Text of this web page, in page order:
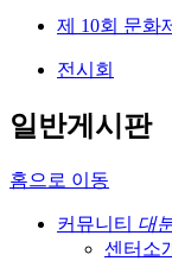
제 10회 문화
전시회
일반게시판
홈으로 이동
커뮤니티 대
센터소